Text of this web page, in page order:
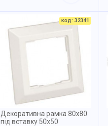
код: 32341
Декоративна рамка 80х80
під вставку 50х50